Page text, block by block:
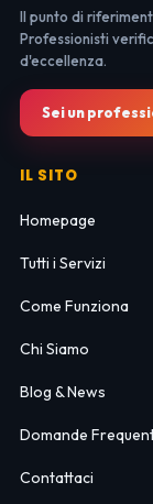
Il punto di
Professionisti
d'eccellenza.
Sei un
IL SITO
Homepage
Tutti i Servizi
Come Funziona
Chi Siamo
Blog & News
Domande
Contattaci